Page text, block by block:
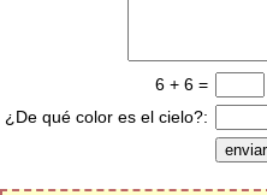
6 + 6 =
¿De qué color es el cielo?: